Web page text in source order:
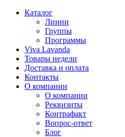
Каталог
Линии
Группы
Программы
Viva Lavanda
Товары недели
Доставка и оплата
Контакты
О компании
О компании
Реквизиты
Контрафакт
Вопрос-ответ
Блог